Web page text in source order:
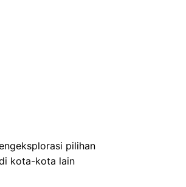
pilihan
kota-kota lain